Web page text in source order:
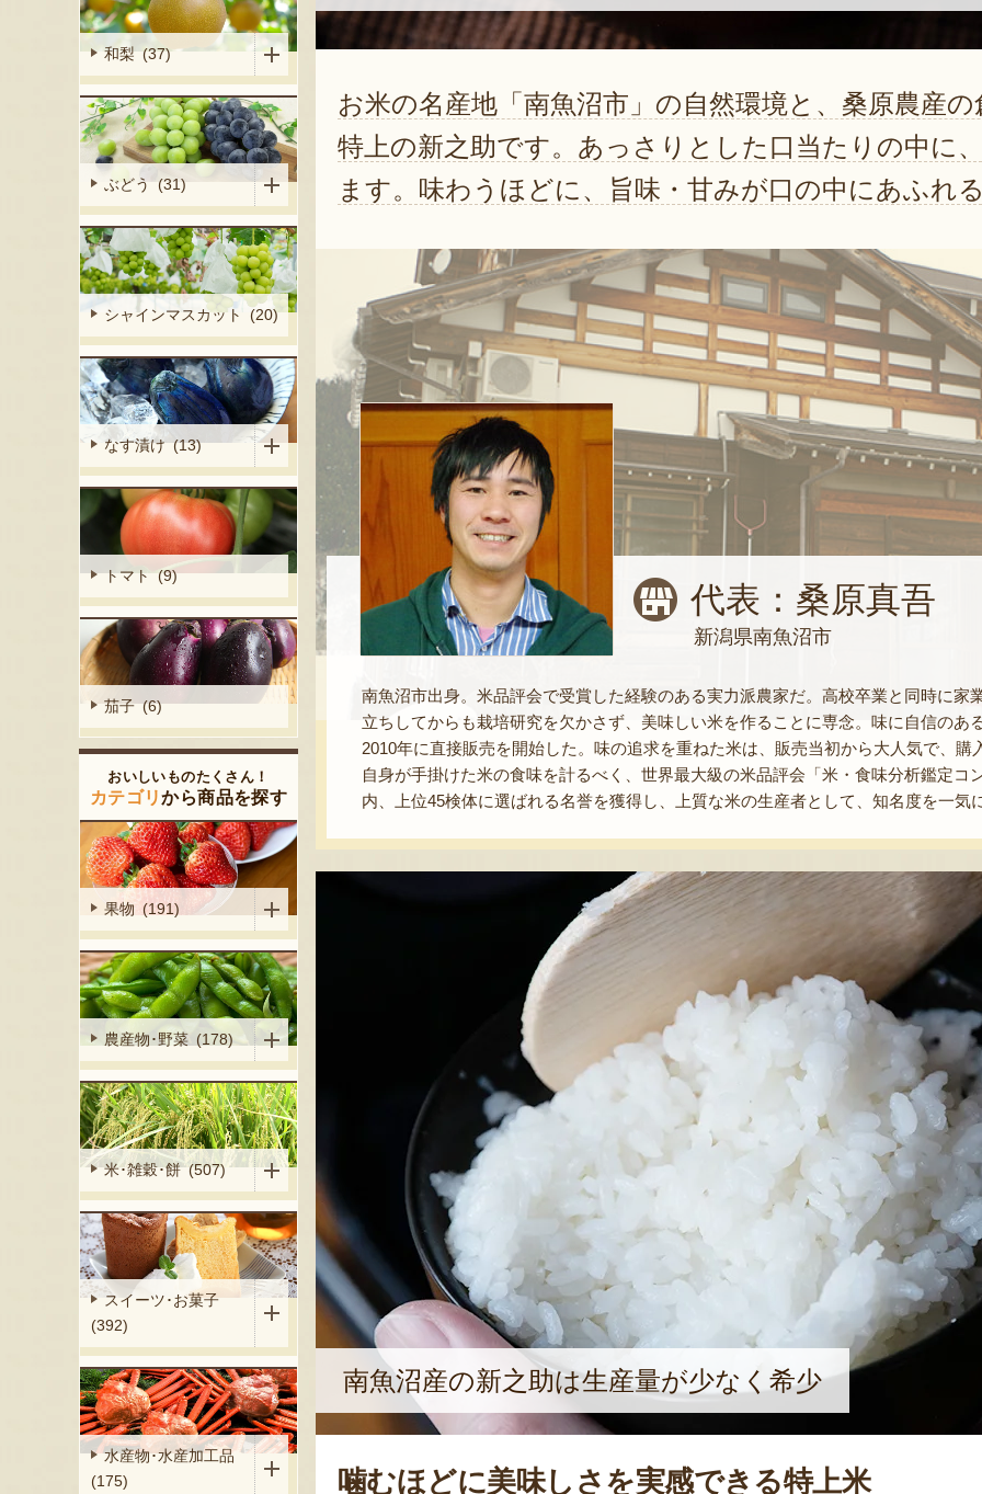
お米の名産地「南魚沼市」の自然環境と、桑原農産
特上の新之助です。あっさりとした口当たりの中に
ます。味わうほどに、旨味・甘みが口の中にあふれ
代表：桑原真吾
新潟県南魚沼市
南魚沼市出身。米品評会で受賞した経験のある実力派農家だ。高校卒業と同時に
立ちしてからも栽培研究を欠かさず、美味しい米を作ることに専念。味に自信のあ
2010年に直接販売を開始した。味の追求を重ねた米は、販売当初から大人気で、
自身が手掛けた米の食味を計るべく、世界最大級の米品評会「米・食味分析鑑定コ
内、上位45検体に選ばれる名誉を獲得し、上質な米の生産者として、知名度を一気
南魚沼産の新之助は生産量が少なく希少
噛むほどに美味しさを実感できる特上米
和梨 (37)
ぶどう (31)
シャインマスカット (20)
なす漬け (13)
トマト (9)
茄子 (6)
おいしいものたくさん！
カテゴリから商品を探す
果物 (191)
農産物･野菜 (178)
米･雑穀･餅 (507)
スイーツ･お菓子
(392)
水産物･水産加工品
(175)